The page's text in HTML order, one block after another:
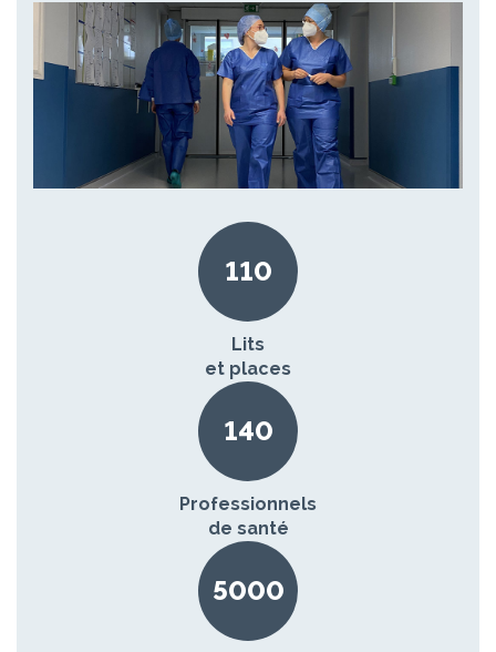
110
Lits
et places
140
Professionnels
de santé
5000